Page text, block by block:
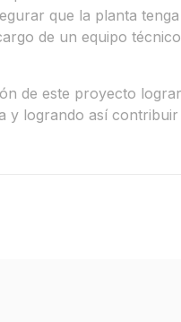
que la planta
de un equipo
de este proyecto
y logrando así